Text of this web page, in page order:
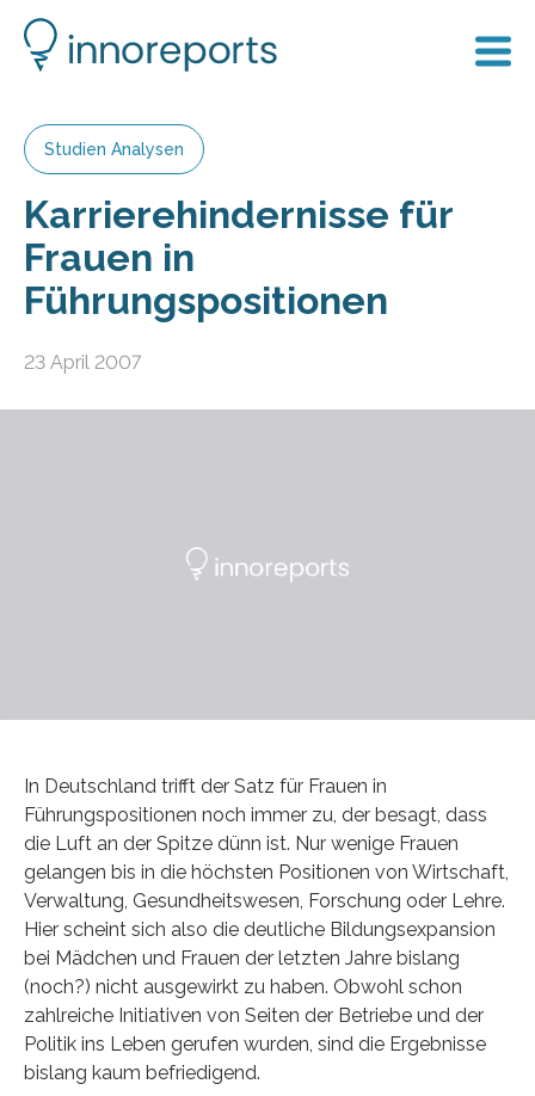
Studien Analysen
Karrierehindernisse für
Frauen in
Führungspositionen
23 April 2007
In Deutschland trifft der Satz für Frauen in
Führungspositionen noch immer zu, der besagt, dass
die Luft an der Spitze dünn ist. Nur wenige Frauen
gelangen bis in die höchsten Positionen von Wirtschaft,
Verwaltung, Gesundheitswesen, Forschung oder Lehre.
Hier scheint sich also die deutliche Bildungsexpansion
bei Mädchen und Frauen der letzten Jahre bislang
(noch?) nicht ausgewirkt zu haben. Obwohl schon
zahlreiche Initiativen von Seiten der Betriebe und der
Politik ins Leben gerufen wurden, sind die Ergebnisse
bislang kaum befriedigend.